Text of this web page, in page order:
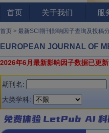
首页 关于我们 服
首页 > 最新SCI期刊影响因子查询及投稿
EUROPEAN JOURNAL OF
2026年6月最新影响因子数据已更新
期刊名:
大类学科: